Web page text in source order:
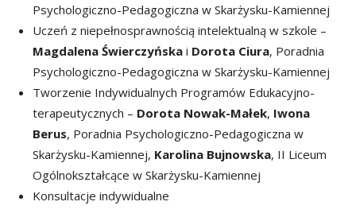
Psychologiczno-Pedagogiczna w Skarżysku-Kamiennej
Uczeń z niepełnosprawnością intelektualną w szkole –
Magdalena Świerczyńska i Dorota Ciura, Poradnia
Psychologiczno-Pedagogiczna w Skarżysku-Kamiennej
Tworzenie Indywidualnych Programów Edukacyjno-
terapeutycznych – Dorota Nowak-Małek, Iwona
Berus, Poradnia Psychologiczno-Pedagogiczna w
Skarżysku-Kamiennej, Karolina Bujnowska, II Liceum
Ogólnokształcące w Skarżysku-Kamiennej
Konsultacje indywidualne